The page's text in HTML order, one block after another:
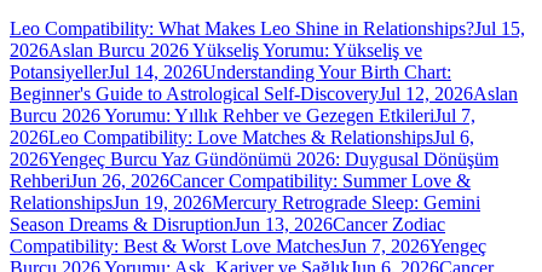
Leo Compatibility: What Makes Leo Shine in Relationships?Jul 15,
2026Aslan Burcu 2026 Yükseliş Yorumu: Yükseliş ve
PotansiyellerJul 14, 2026Understanding Your Birth Chart:
Beginner's Guide to Astrological Self-DiscoveryJul 12, 2026Aslan
Burcu 2026 Yorumu: Yıllık Rehber ve Gezegen EtkileriJul 7,
2026Leo Compatibility: Love Matches & RelationshipsJul 6,
2026Yengeç Burcu Yaz Gündönümü 2026: Duygusal Dönüşüm
RehberiJun 26, 2026Cancer Compatibility: Summer Love &
RelationshipsJun 19, 2026Mercury Retrograde Sleep: Gemini
Season Dreams & DisruptionJun 13, 2026Cancer Zodiac
Compatibility: Best & Worst Love MatchesJun 7, 2026Yengeç